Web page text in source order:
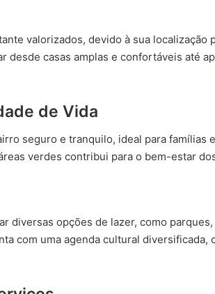
valorizados, devido à sua localização
desde casas amplas e confortáveis até
de Vida
seguro e tranquilo, ideal para famílias
verdes contribui para o bem-estar
diversas opções de lazer, como
com uma agenda cultural diversificada,